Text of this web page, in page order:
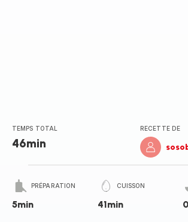
TEMPS TOTAL
46min
RECETTE DE
PRÉPARATION
5min
CUISSON
41min